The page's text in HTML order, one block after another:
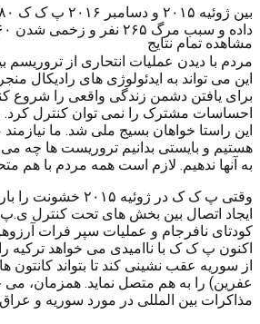
مشاهده تمام نتایج
داده و سبب مرگ ۲۶۵ نفر و زخمی شدن ۱۴۶۰ نفر شده است.
مردم با دیدن عملیات انتحاری از تروریسم
این می تواند به ایدئولوژی های رادیکال
برای یافتن دشمن زندگی واقعی را شروع
احساسات مشترک را نمی توان کنترل
این راستا خواهان بسیج ملی شد. ما
هستیم و بایستی بدانیم تروریست ها چه
به آنها ندهیم. لازم است همه مردم با هم
وقتی پ ک ک در ژوئیه
ایجاد اتصال بین بخش های تحت کنترل
کودتای نافرجام و عملیات سپر فرات
اکنون پ ک ک با ناامیدی می خواهد ترکیه
از سوریه عقب نشینی کند تا بتواند کانتون
عفرین) را به هم متصل نماید. همزمان، می
مذاکرات بین المللی در مورد سوریه و